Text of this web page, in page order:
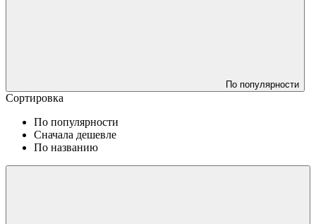
По популярности
Сортировка
По популярности
Сначала дешевле
По названию